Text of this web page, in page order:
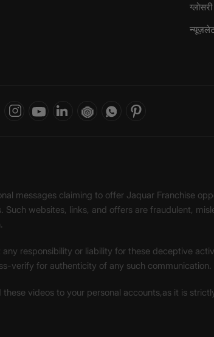
ग्लोसरी
messages claiming to offer Jaquar Franchise
websites, links, and offers are fraudulent,
responsibility or liability for these deceptive
verify for authenticity of any such communication.
videos to your personal accounts,as it is